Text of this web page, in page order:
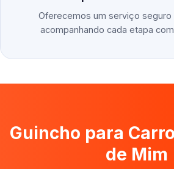
Oferecemos um serviço seguro
acompanhando cada etapa
Guincho para
de Mim